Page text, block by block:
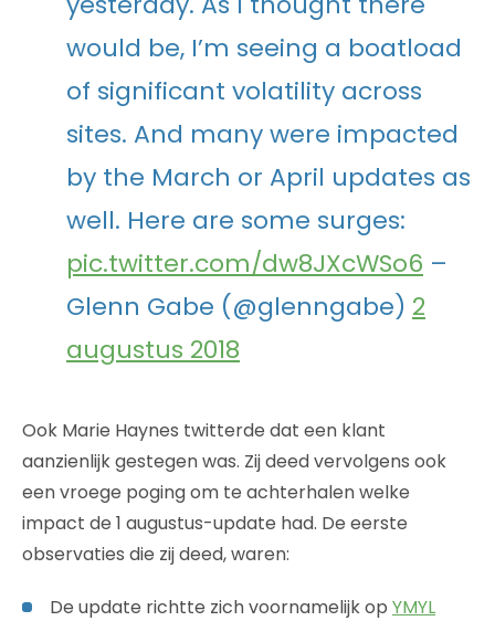
would be, I’m seeing a boatload
of significant volatility across
sites. And many were impacted
by the March or April updates as
well. Here are some surges:
pic.twitter.com/dw8JXcWSo6 –
Glenn Gabe (@glenngabe) 2
augustus 2018
Ook Marie Haynes twitterde dat een klant
aanzienlijk gestegen was. Zij deed vervolgens ook
een vroege poging om te achterhalen welke
impact de 1 augustus-update had. De eerste
observaties die zij deed, waren:
De update richtte zich voornamelijk op YMYL